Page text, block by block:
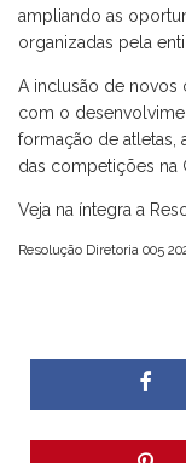
ampliando as
organizadas pela
A inclusão de novos
com o
formação de atletas,
das competições na
Veja na íntegra a
Resolução Diretoria 005